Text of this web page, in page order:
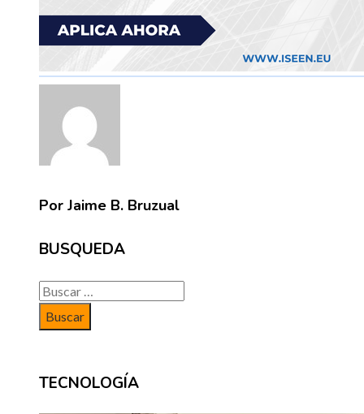
Por Jaime B. Bruzual
BUSQUEDA
Buscar:
TECNOLOGÍA